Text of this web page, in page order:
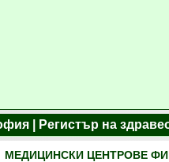
| Регистър на
МЕДИЦИНСКИ ЦЕНТРОВЕ